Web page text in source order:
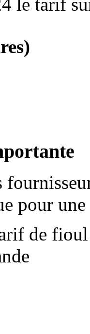
pour
de